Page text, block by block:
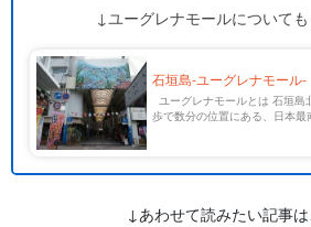
↓ユーグレナモールについて
石垣島-ユーグレナモール-
ユーグレナモールとは 石垣島
歩で数分の位置にある、日本
↓あわせて読みたい記事